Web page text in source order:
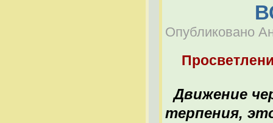
Опубликовано
Движение
терпения,